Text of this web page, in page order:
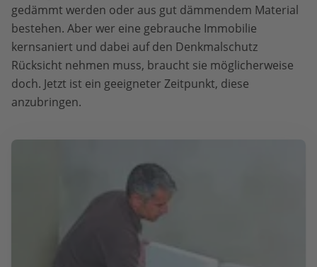
gedämmt werden oder aus gut dämmendem Material
bestehen. Aber wer eine gebrauche Immobilie
kernsaniert und dabei auf den Denkmalschutz
Rücksicht nehmen muss, braucht sie möglicherweise
doch. Jetzt ist ein geeigneter Zeitpunkt, diese
anzubringen.